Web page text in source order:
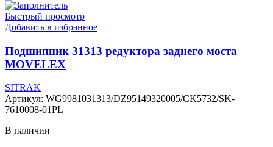
Быстрый просмотр
Добавить в избранное
Подшипник 31313 редуктора заднего моста
MOVELEX
SITRAK
Артикул: WG9981031313/DZ95149320005/CK5732/SK-
7610008-01PL
В наличии